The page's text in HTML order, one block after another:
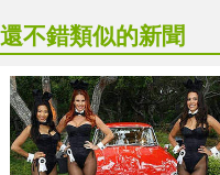
還不錯類似的新聞